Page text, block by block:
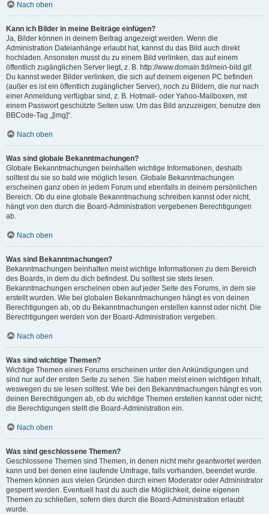
Nach oben
Kann ich Bilder in meine Beiträge einfügen?
Ja, Bilder können in deinem Beitrag angezeigt werden. Wenn die
Administration Dateianhänge erlaubt hat, kannst du das Bild auch direkt
hochladen. Ansonsten musst du zu einem Bild verlinken, das auf einem
öffentlich zugänglichen Server liegt, z. B. http://www.domain.tld/mein-bild.gif.
Du kannst weder Bilder verlinken, die sich auf deinem eigenen PC befinden
(außer es ist ein öffentlich zugänglicher Server), noch zu Bildern, die nur nach
einer Anmeldung verfügbar sind, z. B. Hotmail- oder Yahoo-Mailboxen, mit
einem Passwort geschützte Seiten usw. Um das Bild anzuzeigen, benutze den
BBCode-Tag „[img]“.
Nach oben
Was sind globale Bekanntmachungen?
Globale Bekanntmachungen beinhalten wichtige Informationen, deshalb
solltest du sie so bald wie möglich lesen. Globale Bekanntmachungen
erscheinen ganz oben in jedem Forum und ebenfalls in deinem persönlichen
Bereich. Ob du eine globale Bekanntmachung schreiben kannst oder nicht,
hängt von den durch die Board-Administration vergebenen Berechtigungen
ab.
Nach oben
Was sind Bekanntmachungen?
Bekanntmachungen beinhalten meist wichtige Informationen zu dem Bereich
des Boards, in dem du dich befindest. Du solltest sie stets lesen.
Bekanntmachungen erscheinen oben auf jeder Seite des Forums, in dem sie
erstellt wurden. Wie bei globalen Bekanntmachungen hängt es von deinen
Berechtigungen ab, ob du Bekanntmachungen erstellen kannst oder nicht. Die
Berechtigungen werden von der Board-Administration vergeben.
Nach oben
Was sind wichtige Themen?
Wichtige Themen eines Forums erscheinen unter den Ankündigungen und
sind nur auf der ersten Seite zu sehen. Sie haben meist einen wichtigen Inhalt,
weswegen du sie lesen solltest. Wie bei den Bekanntmachungen hängt es von
deinen Berechtigungen ab, ob du wichtige Themen erstellen kannst oder nicht;
die Berechtigungen stellt die Board-Administration ein.
Nach oben
Was sind geschlossene Themen?
Geschlossene Themen sind Themen, in denen nicht mehr geantwortet werden
kann und bei denen eine laufende Umfrage, falls vorhanden, beendet wurde.
Themen können aus vielen Gründen durch einen Moderator oder Administrator
gesperrt werden. Eventuell hast du auch die Möglichkeit, deine eigenen
Themen zu schließen, sofern dies durch die Board-Administration erlaubt
wurde.